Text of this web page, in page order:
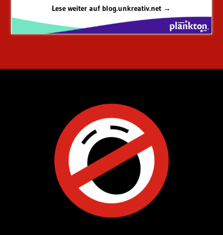
Lese weiter auf blog.unkreativ.net →